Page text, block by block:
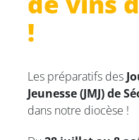
!
Les préparatifs des
Jeunesse (JMJ) de
dans notre diocèse !